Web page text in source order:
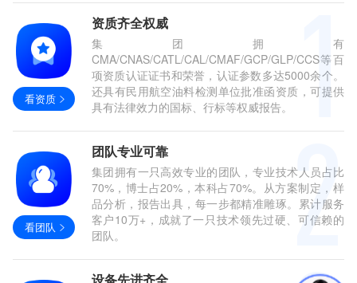
看资质
资质齐全权威
集团拥有
CMA/CNAS/CATL/CAL/CMAF/GCP/GLP/CCS等百
项资质认证证书和荣誉，认证参数多达5000余个。
还具有民用航空油料检测单位批准函资质，可提供
具有法律效力的国标、行标等权威报告。
看团队
团队专业可靠
集团拥有一只高效专业的团队，专业技术人员占比
70%，博士占20%，本科占70%。从方案制定，样
品分析，报告出具，每一步都精准雕琢。累计服务
客户10万+，成就了一只技术领先过硬、可信赖的
团队。